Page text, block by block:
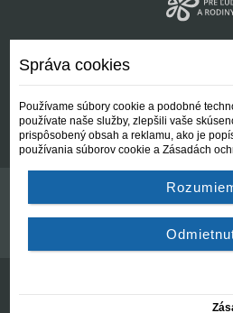
Kontakt
Všeobecné
Správa cookies
Používame súbory cookie a podobné
používate naše služby, zlepšili vaše
prispôsobený obsah a reklamu, ako je
používania súborov cookie a Zásadách